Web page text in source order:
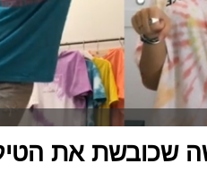
שכובשת את